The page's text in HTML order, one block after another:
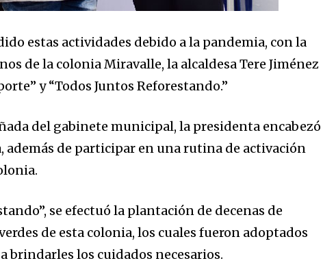
estas actividades debido a la pandemia, con la
de la colonia Miravalle, la alcaldesa Tere Jiménez
y “Todos Juntos Reforestando.”
del gabinete municipal, la presidenta encabezó
de participar en una rutina de activación
se efectuó la plantación de decenas de
de esta colonia, los cuales fueron adoptados
brindarles los cuidados necesarios.